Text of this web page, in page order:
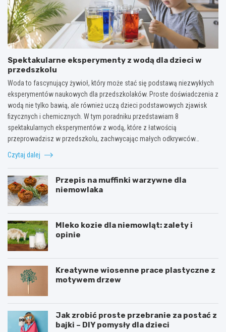
Spektakularne eksperymenty z wodą dla dzieci w
przedszkolu
Woda to fascynujący żywioł, który może stać się podstawą niezwykłych
eksperymentów naukowych dla przedszkolaków. Proste doświadczenia z
wodą nie tylko bawią, ale również uczą dzieci podstawowych zjawisk
fizycznych i chemicznych. W tym poradniku przedstawiam 8
spektakularnych eksperymentów z wodą, które z łatwością
przeprowadzisz w przedszkolu, zachwycając małych odkrywców…
Czytaj dalej
Przepis na muffinki warzywne dla
niemowlaka
Mleko kozie dla niemowląt: zalety i
opinie
Kreatywne wiosenne prace plastyczne z
motywem drzew
Jak zrobić proste przebranie za postać z
bajki – DIY pomysły dla dzieci